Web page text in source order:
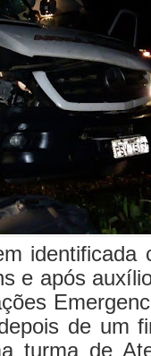
identificada
e após
de um
turma de